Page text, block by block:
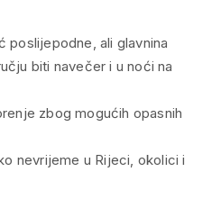
ali glavnina
biti navečer i u noći na
zbog mogućih opasnih
nevrijeme u Rijeci, okolici i